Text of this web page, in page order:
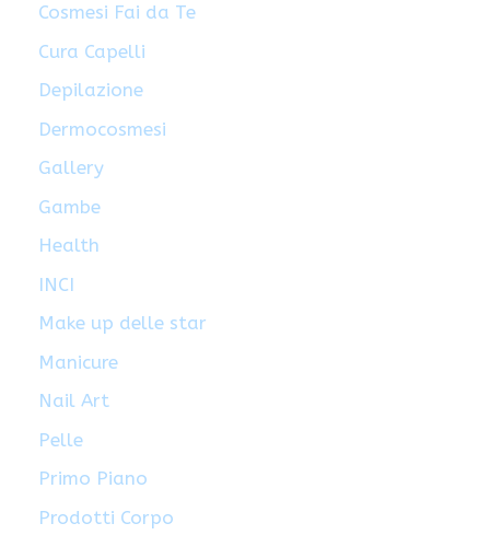
Cosmesi Fai da Te
Cura Capelli
Depilazione
Dermocosmesi
Gallery
Gambe
Health
INCI
Make up delle star
Manicure
Nail Art
Pelle
Primo Piano
Prodotti Corpo